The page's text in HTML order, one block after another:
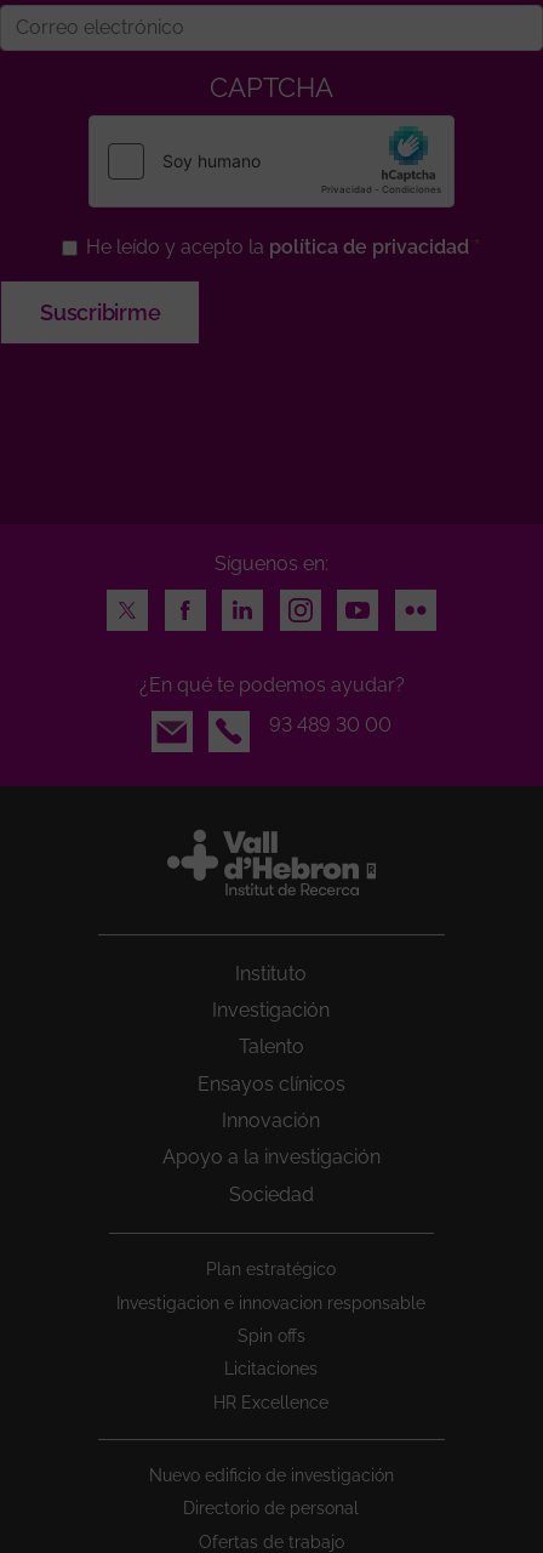
CAPTCHA
He leído y acepto la política de privacidad
Síguenos en:
Twitter
FacebookLinkedInInstagramYoutubeFlickr
¿En qué te podemos ayudar?
Email
93 489 30 00
Instituto
Investigación
Talento
Ensayos clínicos
Innovación
Apoyo a la investigación
Sociedad
Plan estratégico
Investigacion e innovacion responsable
Spin offs
Licitaciones
HR Excellence
Nuevo edificio de investigación
Directorio de personal
Ofertas de trabajo